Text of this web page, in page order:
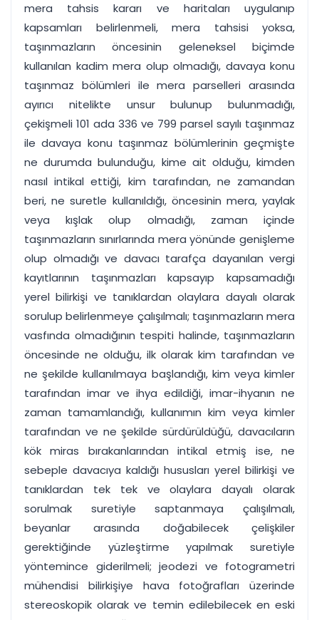
mera tahsis kararı ve haritaları uygulanıp
kapsamları belirlenmeli, mera tahsisi yoksa,
taşınmazların öncesinin geleneksel biçimde
kullanılan kadim mera olup olmadığı, davaya konu
taşınmaz bölümleri ile mera parselleri arasında
ayırıcı nitelikte unsur bulunup bulunmadığı,
çekişmeli 101 ada 336 ve 799 parsel sayılı taşınmaz
ile davaya konu taşınmaz bölümlerinin geçmişte
ne durumda bulunduğu, kime ait olduğu, kimden
nasıl intikal ettiği, kim tarafından, ne zamandan
beri, ne suretle kullanıldığı, öncesinin mera, yaylak
veya kışlak olup olmadığı, zaman içinde
taşınmazların sınırlarında mera yönünde genişleme
olup olmadığı ve davacı tarafça dayanılan vergi
kayıtlarının taşınmazları kapsayıp kapsamadığı
yerel bilirkişi ve tanıklardan olaylara dayalı olarak
sorulup belirlenmeye çalışılmalı; taşınmazların mera
vasfında olmadığının tespiti halinde, taşınmazların
öncesinde ne olduğu, ilk olarak kim tarafından ve
ne şekilde kullanılmaya başlandığı, kim veya kimler
tarafından imar ve ihya edildiği, imar-ihyanın ne
zaman tamamlandığı, kullanımın kim veya kimler
tarafından ve ne şekilde sürdürüldüğü, davacıların
kök miras bırakanlarından intikal etmiş ise, ne
sebeple davacıya kaldığı hususları yerel bilirkişi ve
tanıklardan tek tek ve olaylara dayalı olarak
sorulmak suretiyle saptanmaya çalışılmalı,
beyanlar arasında doğabilecek çelişkiler
gerektiğinde yüzleştirme yapılmak suretiyle
yöntemince giderilmeli; jeodezi ve fotogrametri
mühendisi bilirkişiye hava fotoğrafları üzerinde
stereoskopik olarak ve temin edilebilecek en eski